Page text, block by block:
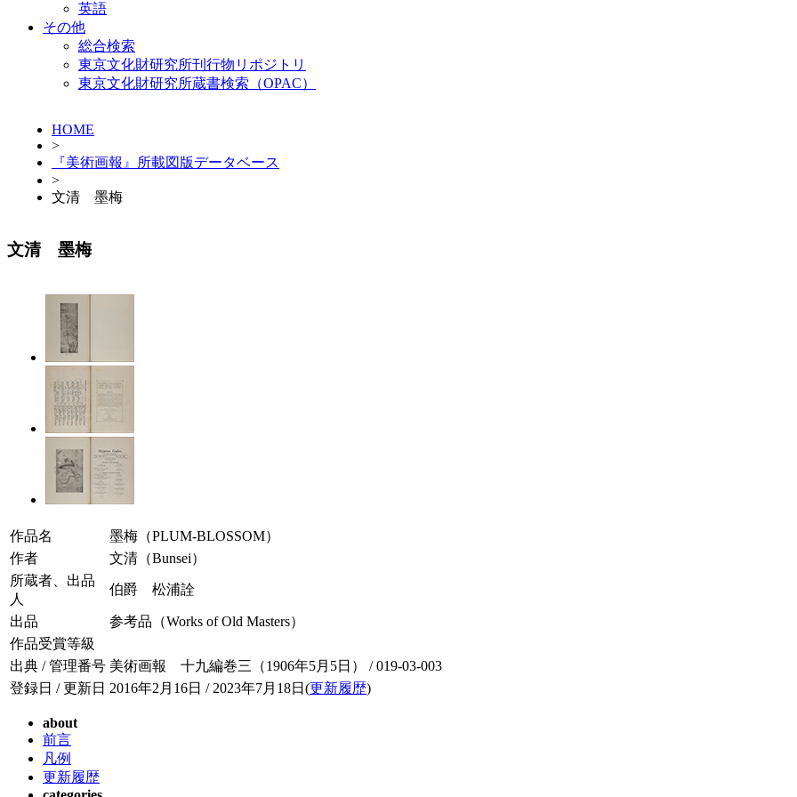
英語
その他
総合検索
東京文化財研究所刊行物リポジトリ
東京文化財研究所蔵書検索（OPAC）
HOME
>
『美術画報』所載図版データベース
>
文清 墨梅
文清 墨梅
作品名
墨梅（PLUM-BLOSSOM）
作者
文清（Bunsei）
所蔵者、出品
人
伯爵 松浦詮
出品
参考品（Works of Old Masters）
作品受賞等級
出典 / 管理番号 美術画報 十九編巻三（1906年5月5日） / 019-03-003
登録日 / 更新日 2016年2月16日 / 2023年7月18日(更新履歴)
about
前言
凡例
更新履歴